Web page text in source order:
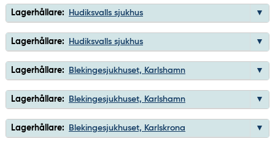
Lagerhållare: Hudiksvalls sjukhus
Lagerhållare: Hudiksvalls sjukhus
Lagerhållare: Blekingesjukhuset, Karlshamn
Lagerhållare: Blekingesjukhuset, Karlshamn
Lagerhållare: Blekingesjukhuset, Karlskrona